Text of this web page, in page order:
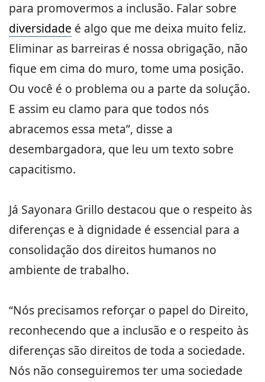
para promovermos a inclusão. Falar sobre
diversidade é algo que me deixa muito feliz.
Eliminar as barreiras é nossa obrigação, não
fique em cima do muro, tome uma posição.
Ou você é o problema ou a parte da solução.
E assim eu clamo para que todos nós
abracemos essa meta”, disse a
desembargadora, que leu um texto sobre
capacitismo.
Já Sayonara Grillo destacou que o respeito às
diferenças e à dignidade é essencial para a
consolidação dos direitos humanos no
ambiente de trabalho.
“Nós precisamos reforçar o papel do Direito,
reconhecendo que a inclusão e o respeito às
diferenças são direitos de toda a sociedade.
Nós não conseguiremos ter uma sociedade